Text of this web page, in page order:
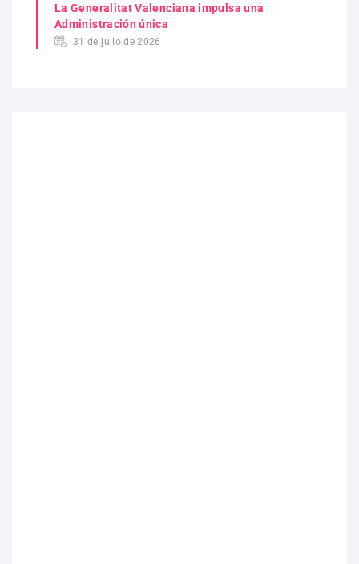
La Generalitat Valenciana impulsa una
Administración única
31 de julio de 2026